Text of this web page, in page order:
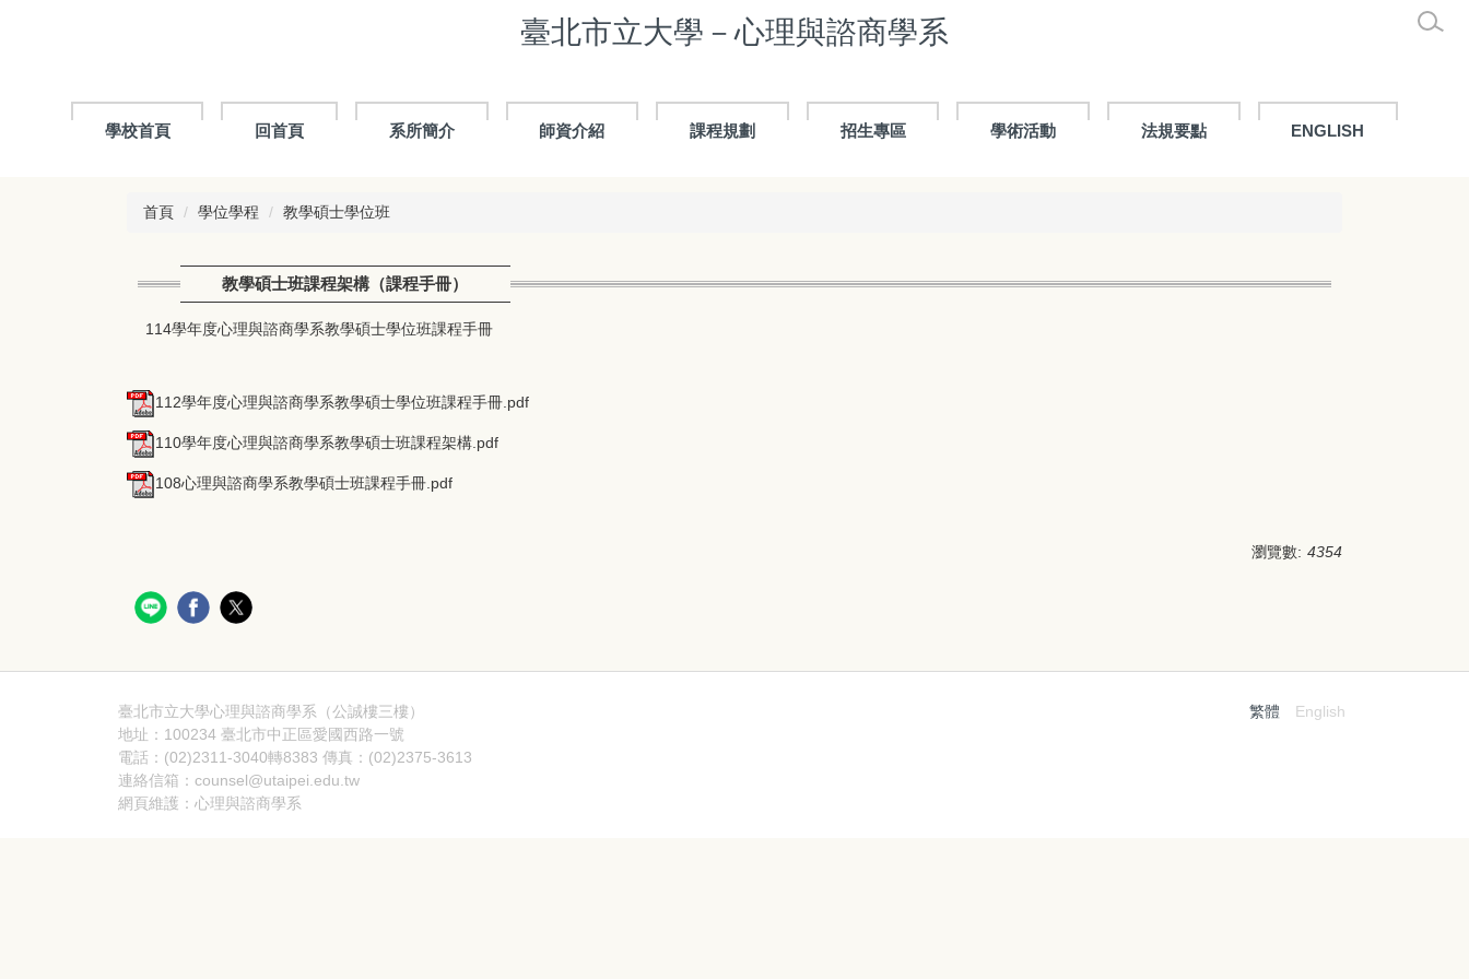
臺北市立大學－心理與諮商學系
學校首頁 回首頁 系所簡介 師資介紹 課程規劃 招生專區 學術活動 法規要點 ENGLISH
首頁 學位學程 教學碩士學位班
教學碩士班課程架構（課程手冊）
114學年度心理與諮商學系教學碩士學位班課程手冊
112學年度心理與諮商學系教學碩士學位班課程手冊.pdf
110學年度心理與諮商學系教學碩士班課程架構.pdf
108心理與諮商學系教學碩士班課程手冊.pdf
瀏覽數: 4354
繁體 English
臺北市立大學心理與諮商學系（公誠樓三樓）
地址：100234 臺北市中正區愛國西路一號
電話：(02)2311-3040轉8383 傳真：(02)2375-3613
連絡信箱：counsel@utaipei.edu.tw
網頁維護：心理與諮商學系